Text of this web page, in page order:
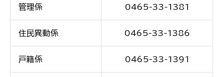
管理係 0465-33-1381
住民異動係 0465-33-1386
戸籍係 0465-33-1391